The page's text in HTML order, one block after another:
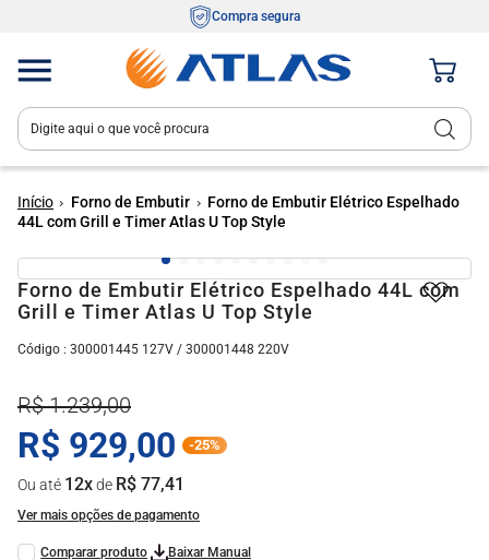
Compra segura
Digite aqui o que você procura
Forno de Embutir
Forno de Embutir Elétrico Espelhado
44L com Grill e Timer Atlas U Top Style
Forno de Embutir Elétrico Espelhado 44L com
Grill e Timer Atlas U Top Style
: 300001445 127V / 300001448 220V
R$ 1.239,00
R$ 929,00 -25%
Ou até 12xde R$ 77,41
Ver mais opções de pagamento
Baixar Manual
1º fogão 4 bocas
3º fogão 5 bocas
cooktop
5º mônaco
7º fogão
mesa vidro
10